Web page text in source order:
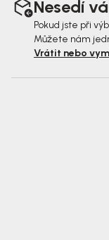
Nesedí
Pokud jste při
Můžete nám
Vrátit nebo